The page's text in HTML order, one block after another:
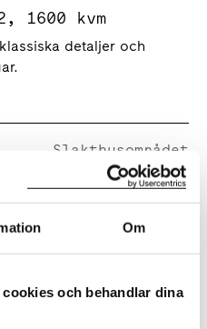
Om
och behandlar dina
Hallmästarvägen 2, 1600 kvm
detaljer och
Slakthusområdet